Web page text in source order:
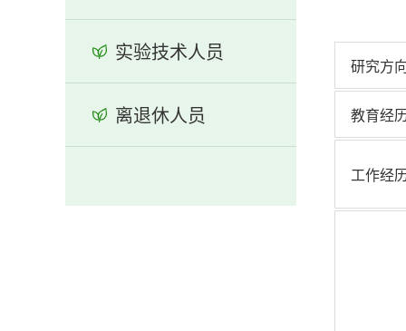
实验技术人员
离退休人员
研究方
教育经
工作经